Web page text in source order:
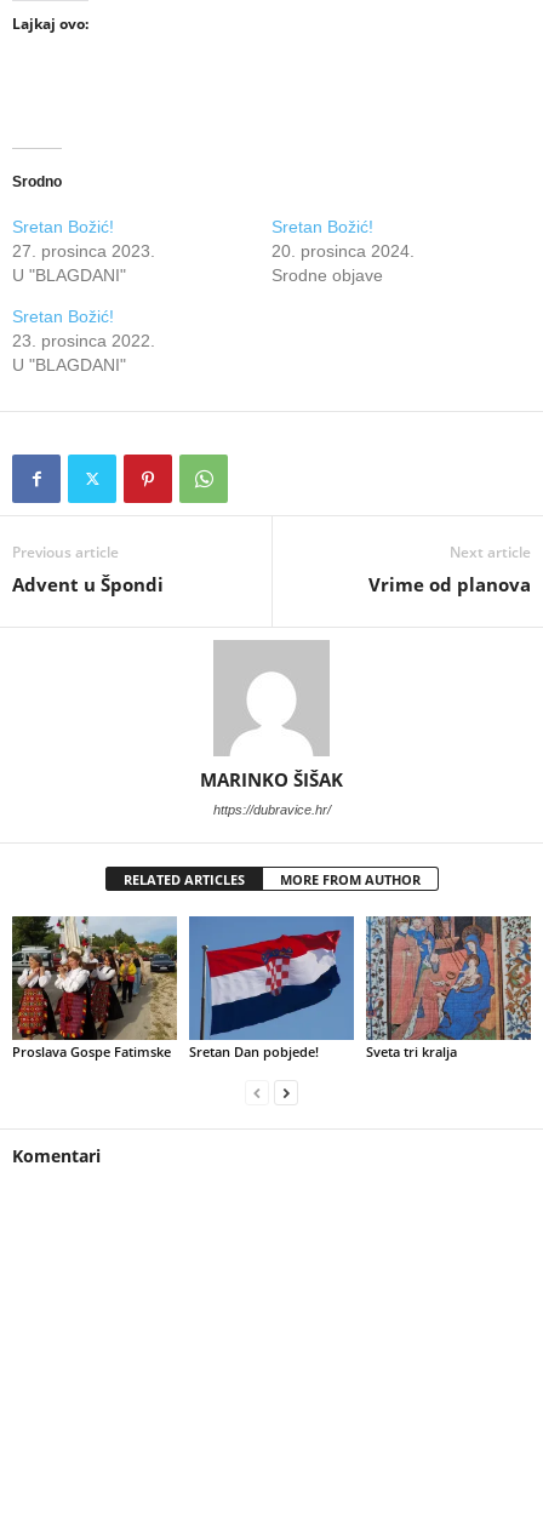
Lajkaj ovo:
Srodno
Sretan Božić!
27. prosinca 2023.
U "BLAGDANI"
Sretan Božić!
20. prosinca 2024.
Srodne objave
Sretan Božić!
23. prosinca 2022.
U "BLAGDANI"
Previous article
Advent u Špondi
Next article
Vrime od planova
MARINKO ŠIŠAK
https://dubravice.hr/
RELATED ARTICLES MORE FROM AUTHOR
Proslava Gospe Fatimske Sretan Dan pobjede! Sveta tri kralja
Komentari